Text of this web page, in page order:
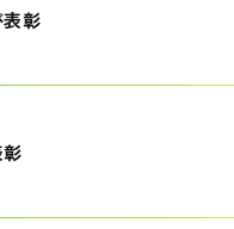
彰